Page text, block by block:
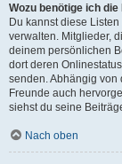
Wozu benötige ich
Du kannst diese
verwalten. Mitglieder,
deinem persönlichen
dort deren
senden. Abhängig von
Freunde auch
siehst du seine
Nach oben